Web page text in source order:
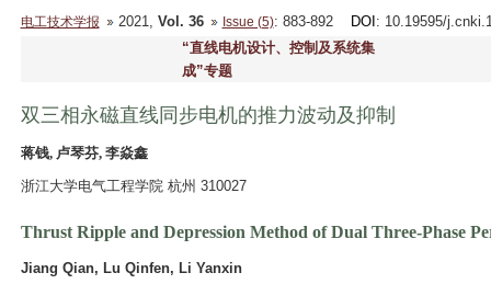
电工技术学报 2021, Vol. 36 Issue (5): 883-892 DOI : 10.19595/
“直线电机设计、控制及系统集
成”专题
双三相永磁直线同步电机的推力波动及抑制
蒋钱, 卢琴芬, 李焱鑫
浙江大学电气工程学院 杭州 310027
Thrust Ripple and Depression Method of Dual Three-Phase
Jiang Qian, Lu Qinfen, Li Yanxin